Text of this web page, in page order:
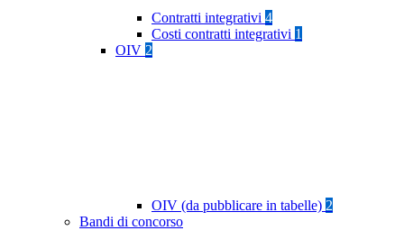
Contratti integrativi 4
Costi contratti integrativi 1
OIV 2
OIV (da pubblicare in tabelle) 2
Bandi di concorso